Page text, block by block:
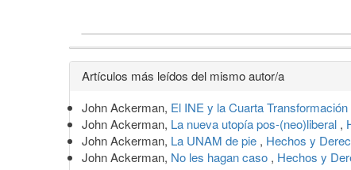
Detalles
del
artículo
Artículos más leídos del mismo autor/a
John Ackerman, El INE y la Cuarta Transformación
John Ackerman, La nueva utopía pos-(neo)liberal ,
John Ackerman, La UNAM de pie , Hechos y
John Ackerman, No les hagan caso , Hechos y